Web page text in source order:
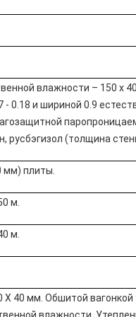
влажности – 150 х
- 0.18 и шириной 0.9
русбэгизол (толщина
мм) плиты.
м.
м.
Х 40 мм. Обшитой